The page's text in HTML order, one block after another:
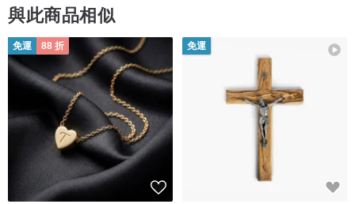
與此商品相似
免運 88 折 免運